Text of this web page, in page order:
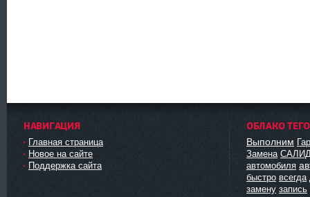
НАВИГАЦИЯ
Главная страница
Новое на сайте
Поддержка сайта
ОБЛАКО
Выполним
Замена
автомобиля
быстро всегда
замену запись